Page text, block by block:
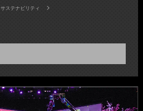
サステナビリティ